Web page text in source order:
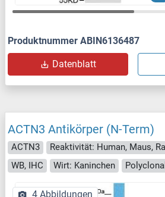
Produktnummer ABIN6136487
Datenblatt
ACTN3 Antikörper (N-Term)
ACTN3
WB, IHC
Wirt: Kaninchen Polyclonal
4 Abbildungen